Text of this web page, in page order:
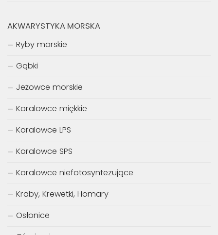
AKWARYSTYKA MORSKA
Ryby morskie
Gąbki
Jeżowce morskie
Koralowce miękkie
Koralowce LPS
Koralowce SPS
Koralowce niefotosyntezujące
Kraby, Krewetki, Homary
Osłonice